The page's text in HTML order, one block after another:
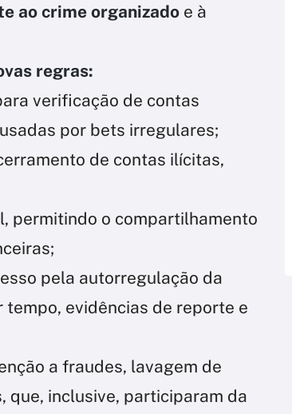
ao crime organizado e à
regras:
verificação de contas
por bets irregulares;
de contas ilícitas,
permitindo o compartilhamento
pela autorregulação da
evidências de reporte e
a fraudes, lavagem de
que, inclusive, participaram da